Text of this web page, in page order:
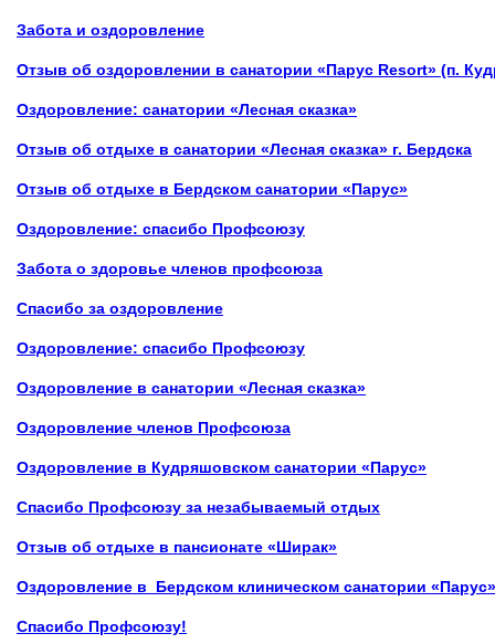
Забота и оздоровление
Отзыв об оздоровлении в санатории «Парус Resort» (п.
Оздоровление: санатории «Лесная сказка»
Отзыв об отдыхе в санатории «Лесная сказка» г. Бердска
Отзыв об отдыхе в Бердском санатории «Парус»
Оздоровление: спасибо Профсоюзу
Забота о здоровье членов профсоюза
Спасибо за оздоровление
Оздоровление: спасибо Профсоюзу
Оздоровление в санатории «Лесная сказка»
Оздоровление членов Профсоюза
Оздоровление в Кудряшовском санатории «Парус»
Спасибо Профсоюзу за незабываемый отдых
Отзыв об отдыхе в пансионате «Ширак»
Оздоровление в Бердском клиническом санатории «Парус»
Спасибо Профсоюзу!